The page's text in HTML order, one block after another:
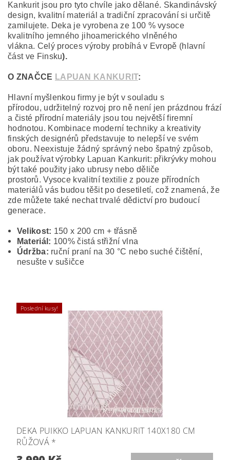
Kankurit jsou pro tyto chvíle jako dělané. Skandinávský
design, kvalitní materiál a tradiční zpracování si určitě
zamilujete. Deka je vyrobena ze 100 % vysoce
kvalitního jemného jihoamerického vlněného
vlákna. Celý proces výroby probíhá v Evropě (hlavní
část ve Finsku).
O ZNAČCE LAPUAN KANKURIT:
Hlavní myšlenkou firmy je být v souladu s
přírodou, udržitelný rozvoj pro ně není jen prázdnou frází
a čisté přírodní materiály jsou tou největší firemní
hodnotou. Kombinace moderní techniky a kreativity
finských designérů představuje to nelepší ve svém
oboru. Neexistuje žádný správný nebo špatný způsob,
jak používat výrobky Lapuan Kankurit: přikrývky mohou
být také použity jako ubrusy nebo děliče
prostorů. Vysoce kvalitní textilie z pouze přírodních
materiálů vás budou těšit po desetiletí, což znamená, že
zde můžete také nechat trvalé dědictví pro budoucí
generace.
Velikost: 150 x 200 cm + třásně
Materiál: 100% čistá střižní vlna
Údržba: ruční praní na 30 °C nebo suché čištění,
nesušte v sušičce
Poslední kusy!
DEKA PUIKKO LAPUAN KANKURIT 140X180 CM
RŮŽOVÁ *